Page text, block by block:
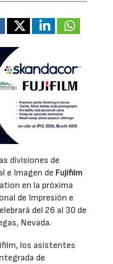
divisiones de
e Imagen de Fujifilm
en la próxima
de Impresión e
del 26 al 30 de
Nevada.
los asistentes
de